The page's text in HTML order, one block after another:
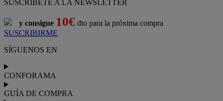
SUSCRÍBETE A LA NEWSLETTER
y consigue 10€ dto para la próxima compra
SUSCRIBIRME
SÍGUENOS EN
CONFORAMA
GUÍA DE COMPRA